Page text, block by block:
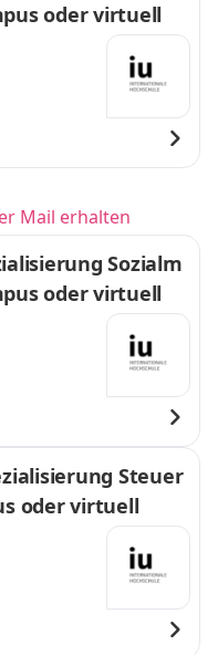
oder virtuell
Mail erhalten
Sozialm
oder virtuell
Steuer
oder virtuell